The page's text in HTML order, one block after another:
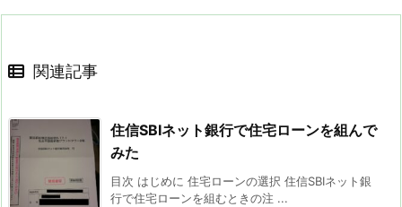
関連記事
住信SBIネット銀行で住宅ローンを組んで
みた
目次 はじめに 住宅ローンの選択 住信SBIネット銀
行で住宅ローンを組むときの注 ...